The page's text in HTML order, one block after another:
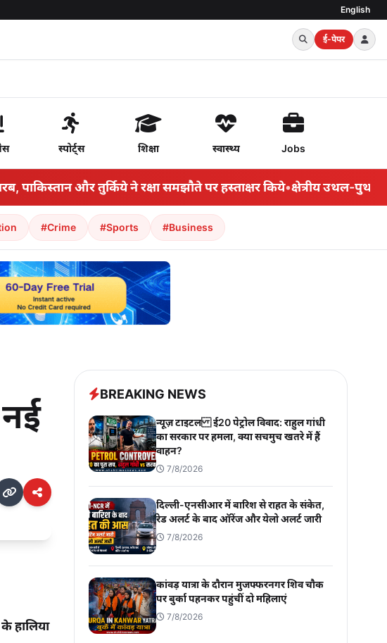
English
ई-पेपर
स्पोर्ट्स शिक्षा स्वास्थ्य Jobs
और तुर्किये ने रक्षा समझौते पर हस्ताक्षर किये•क्षेत्रीय उथल-पुथल के
#Crime #Sports #Business
हालिया
BREAKING NEWS
न्यूज़ टाइटल ई20 पेट्रोल विवाद: राहुल गांधी
का सरकार पर हमला, क्या सचमुच खतरे में हैं
वाहन?
7/8/2026
दिल्ली-एनसीआर में बारिश से राहत के संकेत,
रेड अलर्ट के बाद ऑरेंज और येलो अलर्ट जारी
7/8/2026
कांवड़ यात्रा के दौरान मुजफ्फरनगर शिव चौक
पर बुर्का पहनकर पहुंचीं दो महिलाएं
7/8/2026